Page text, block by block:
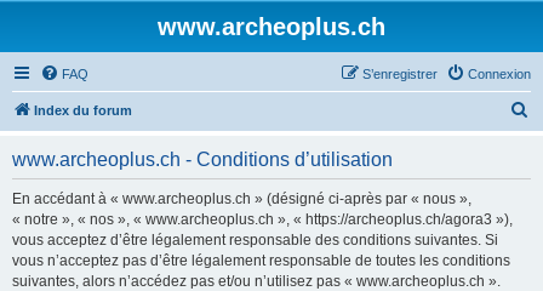
www.archeoplus.ch
FAQ Connexion
S’enregistrer
Index du forum
www.archeoplus.ch - Conditions d’utilisation
En accédant à « www.archeoplus.ch » (désigné ci-après par « nous »,
« notre », « nos », « www.archeoplus.ch », « https://archeoplus.ch/agora3 »),
vous acceptez d’être légalement responsable des conditions suivantes. Si
vous n’acceptez pas d’être légalement responsable de toutes les conditions
suivantes, alors n’accédez pas et/ou n’utilisez pas « www.archeoplus.ch ».